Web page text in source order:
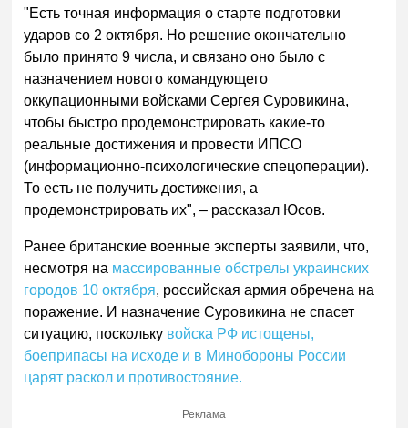
"Есть точная информация о старте подготовки
ударов со 2 октября. Но решение окончательно
было принято 9 числа, и связано оно было с
назначением нового командующего
оккупационными войсками Сергея Суровикина,
чтобы быстро продемонстрировать какие-то
реальные достижения и провести ИПСО
(информационно-психологические спецоперации).
То есть не получить достижения, а
продемонстрировать их", – рассказал Юсов.
Ранее британские военные эксперты заявили, что,
несмотря на массированные обстрелы украинских
городов 10 октября, российская армия обречена на
поражение. И назначение Суровикина не спасет
ситуацию, поскольку войска РФ истощены,
боеприпасы на исходе и в Минобороны России
царят раскол и противостояние.
Реклама